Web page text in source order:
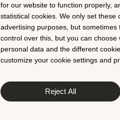
for our website to function properly,
statistical cookies. We only set
advertising purposes, but
control over this, but you can
personal data and the different
customize your cookie settings and
Reject All
크리에
계
나고 있습니다. 최적화
통계를 살펴보겠습니다.